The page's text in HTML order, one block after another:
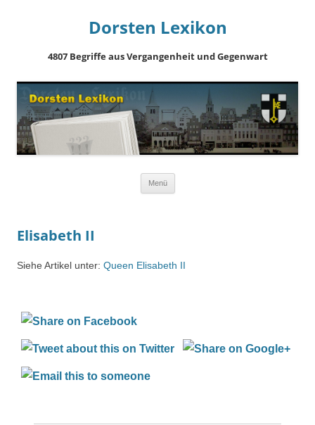
Dorsten Lexikon
4807 Begriffe aus Vergangenheit und Gegenwart
Menü
Elisabeth II
Siehe Artikel unter: Queen Elisabeth II